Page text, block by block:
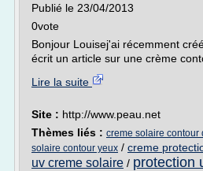
Publié le 23/04/2013
0vote
Bonjour Louisej'ai récemment
écrit un article sur une crème
Lire la suite
Site : http://www.peau.net
Thèmes liés : creme solaire contour
solaire contour yeux / creme
uv creme solaire / protection